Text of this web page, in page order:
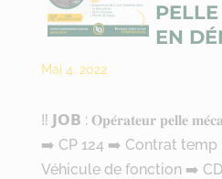
EN
Mai 4, 2022
‼ 𝗝𝗢𝗕 : 𝐎𝐩𝐞́𝐫𝐚𝐭𝐞𝐮𝐫 𝐩𝐞𝐥𝐥𝐞
➡️ CP 124 ➡️ Contrat
Véhicule de fonction ➡️